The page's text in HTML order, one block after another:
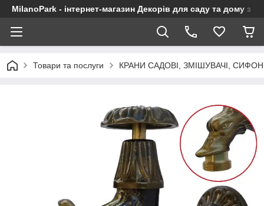
MilanoPark - інтернет-магазин Декорів для саду та дому з
Товари та послуги КРАНИ САДОВІ, ЗМІШУВАЧІ,